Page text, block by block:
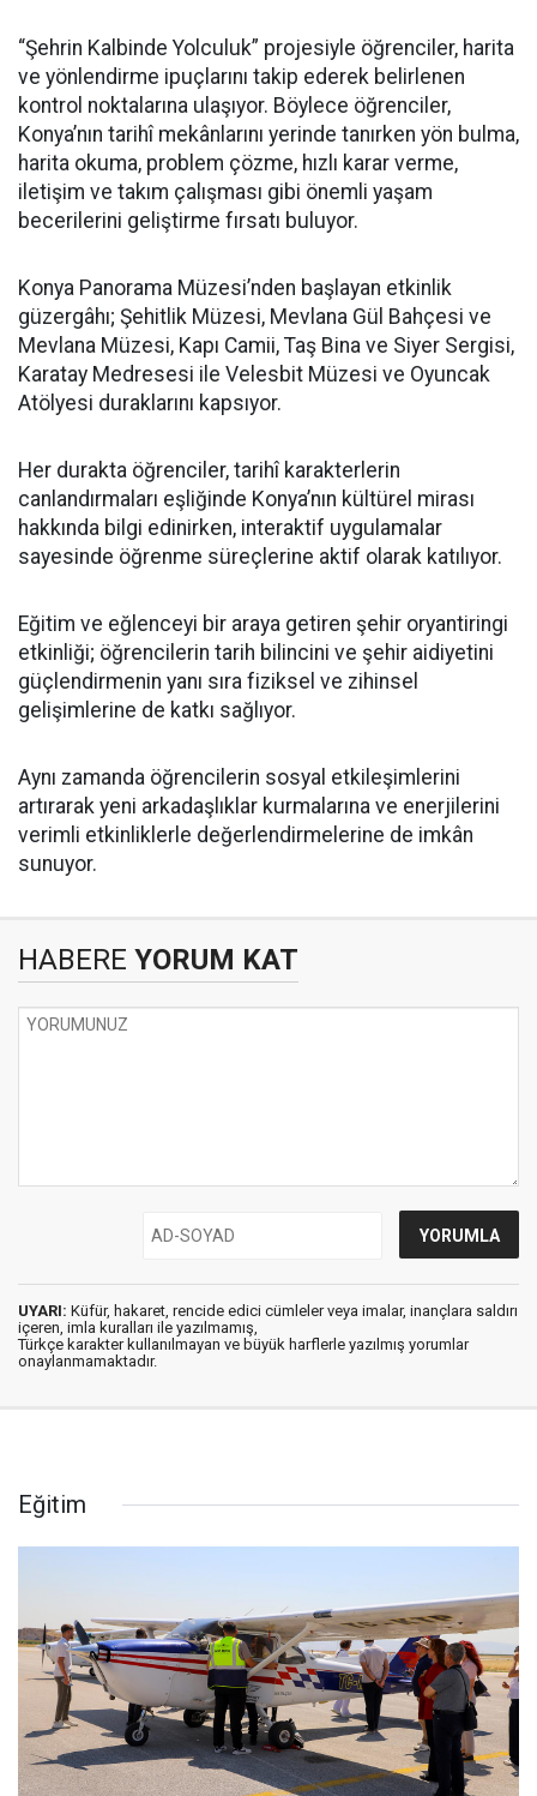
“Şehrin Kalbinde Yolculuk” projesiyle öğrenciler, harita
ve yönlendirme ipuçlarını takip ederek belirlenen
kontrol noktalarına ulaşıyor. Böylece öğrenciler,
Konya’nın tarihî mekânlarını yerinde tanırken yön bulma,
harita okuma, problem çözme, hızlı karar verme,
iletişim ve takım çalışması gibi önemli yaşam
becerilerini geliştirme fırsatı buluyor.
Konya Panorama Müzesi’nden başlayan etkinlik
güzergâhı; Şehitlik Müzesi, Mevlana Gül Bahçesi ve
Mevlana Müzesi, Kapı Camii, Taş Bina ve Siyer Sergisi,
Karatay Medresesi ile Velesbit Müzesi ve Oyuncak
Atölyesi duraklarını kapsıyor.
Her durakta öğrenciler, tarihî karakterlerin
canlandırmaları eşliğinde Konya’nın kültürel mirası
hakkında bilgi edinirken, interaktif uygulamalar
sayesinde öğrenme süreçlerine aktif olarak katılıyor.
Eğitim ve eğlenceyi bir araya getiren şehir oryantiringi
etkinliği; öğrencilerin tarih bilincini ve şehir aidiyetini
güçlendirmenin yanı sıra fiziksel ve zihinsel
gelişimlerine de katkı sağlıyor.
Aynı zamanda öğrencilerin sosyal etkileşimlerini
artırarak yeni arkadaşlıklar kurmalarına ve enerjilerini
verimli etkinliklerle değerlendirmelerine de imkân
sunuyor.
HABERE YORUM KAT
UYARI: Küfür, hakaret, rencide edici cümleler veya imalar, inançlara saldırı
içeren, imla kuralları ile yazılmamış,
Türkçe karakter kullanılmayan ve büyük harflerle yazılmış yorumlar
onaylanmamaktadır.
Eğitim